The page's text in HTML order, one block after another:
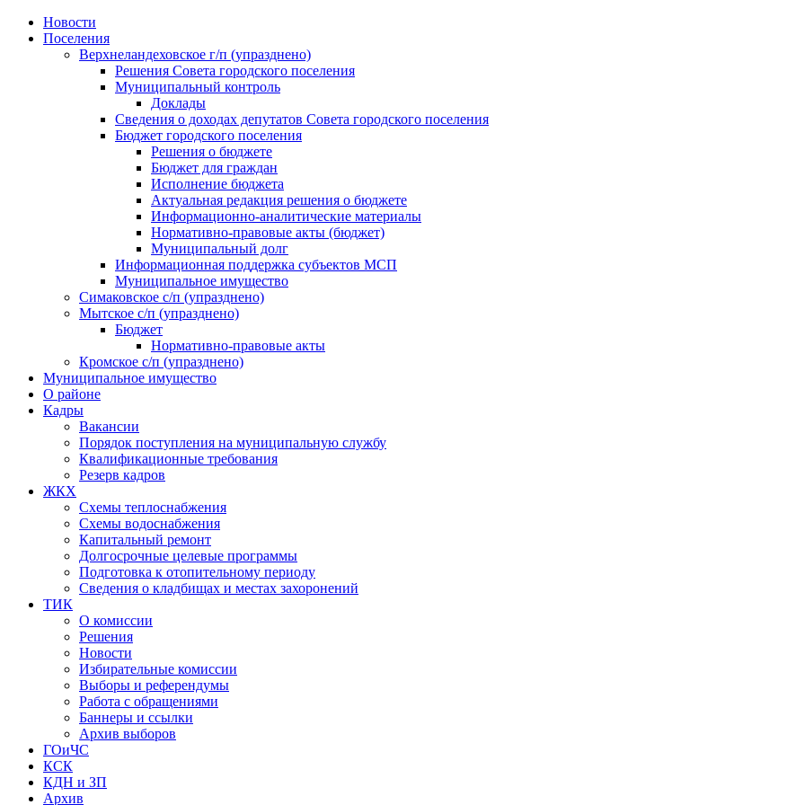
Skip
Новости
Поселения
Верхнеландеховское г/п (упразднено)
Решения Совета городского поселения
Муниципальный контроль
Доклады
Сведения о доходах депутатов Совета городского поселения
Бюджет городского поселения
Решения о бюджете
Бюджет для граждан
Исполнение бюджета
Актуальная редакция решения о бюджете
Информационно-аналитические материалы
Нормативно-правовые акты (бюджет)
Муниципальный долг
Информационная поддержка субъектов МСП
Муниципальное имущество
Симаковское с/п (упразднено)
Мытское с/п (упразднено)
Бюджет
Нормативно-правовые акты
Кромское с/п (упразднено)
Муниципальное имущество
О районе
Кадры
Вакансии
Порядок поступления на муниципальную службу
Квалификационные требования
Резерв кадров
ЖКХ
Схемы теплоснабжения
Схемы водоснабжения
Капитальный ремонт
Долгосрочные целевые программы
Подготовка к отопительному периоду
Сведения о кладбищах и местах захоронений
ТИК
О комиссии
Решения
Новости
Избирательные комиссии
Выборы и референдумы
Работа с обращениями
Баннеры и ссылки
Архив выборов
ГОиЧС
КСК
КДН и ЗП
Архив